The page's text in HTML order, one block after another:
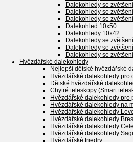
Dalekohledy se
Dalekohledy se
Dalekohledy se
Dalekohled 10x50
Dalekohledy 10x42
Dalekohledy se
Dalekohledy se
Dalekohledy se
Hvězdářské dalekohledy
Nejlepší dětské hvězdářské
Hvězdářské dalekohledy pro
Dětské hvězdářské
Chytré teleskopy (Smart
Hvězdářské dalekohledy pro
Hvězdářské dalekohledy na
Hvězdářské dalekohledy
Hvězdářské dalekohledy
Hvězdářské dalekohledy
Hvězdářské dalekohledy
Hvězdářské triedry